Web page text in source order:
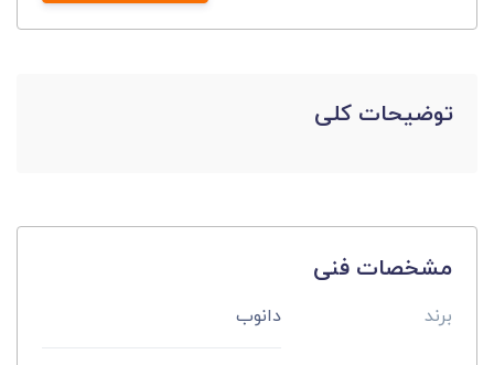
توضیحات کلی
مشخصات فنی
برند دانوب